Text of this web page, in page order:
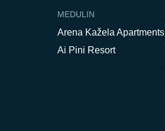
MEDULIN
Arena Kažela Apartments
Ai Pini Resort